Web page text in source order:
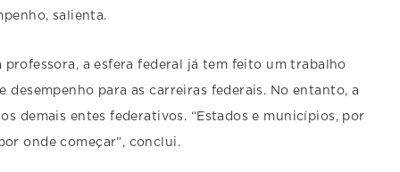
salienta.
professora, a esfera federal já tem feito um trabalho
desempenho para as carreiras federais. No entanto, a
demais entes federativos. “Estados e municípios, por
onde começar”, conclui.